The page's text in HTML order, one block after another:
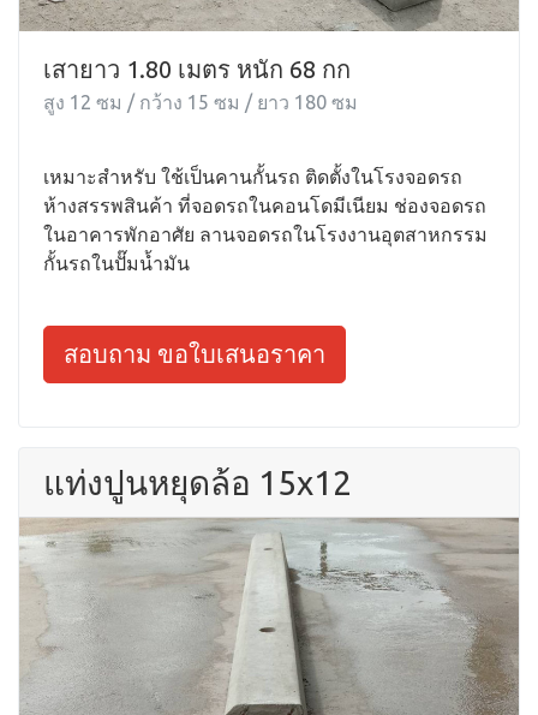
เสายาว 1.80 เมตร หนัก 68 กก
สูง 12 ซม / กว้าง 15 ซม / ยาว 180 ซม
เหมาะสำหรับ ใช้เป็นคานกั้นรถ ติดตั้งในโรงจอดรถ
ห้างสรรพสินค้า ที่จอดรถในคอนโดมีเนียม ช่องจอดรถ
ในอาคารพักอาศัย ลานจอดรถในโรงงานอุตสาหกรรม
กั้นรถในปั๊มน้ำมัน
สอบถาม ขอใบเสนอราคา
แท่งปูนหยุดล้อ 15x12